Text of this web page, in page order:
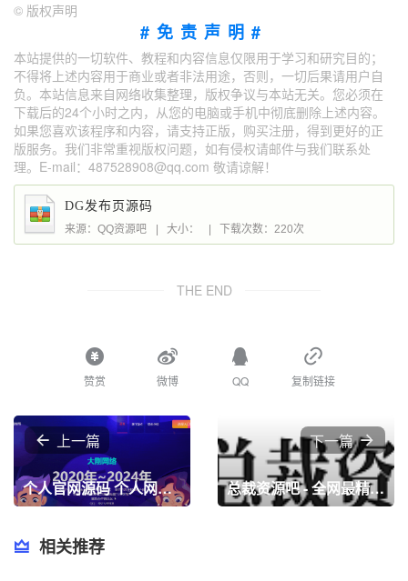
© 版权声明
#免责声明#
本站提供的一切软件、教程和内容信息仅限用于学习和研究目的；
不得将上述内容用于商业或者非法用途，否则，一切后果请用户自
负。本站信息来自网络收集整理，版权争议与本站无关。您必须在
下载后的24个小时之内，从您的电脑或手机中彻底删除上述内容。
如果您喜欢该程序和内容，请支持正版，购买注册，得到更好的正
版服务。我们非常重视版权问题，如有侵权请邮件与我们联系处
理。E-mail：487528908@qq.com 敬请谅解！
DG发布页源码
来源：QQ资源吧 大小： 下载次数：220次
THE END
赞赏 微博 QQ 复制链接
上一篇
个人官网源码 个人网站发布源码 网站发布页源码
下一篇
总裁资源吧 - 全网最精免费资源分享平台- 专注活动，软件，教程分享，总之就是网络那些事。
相关推荐